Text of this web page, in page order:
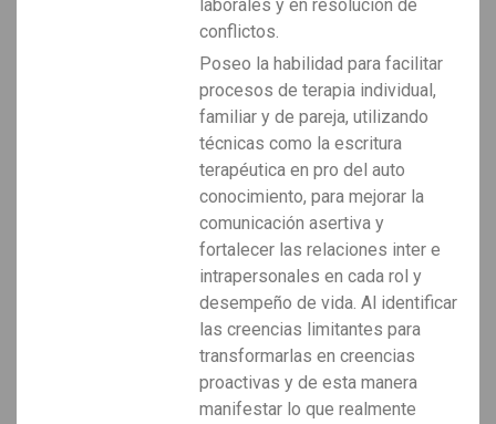
laborales y en resolución de
conflictos.
Poseo la habilidad para facilitar
procesos de terapia individual,
familiar y de pareja, utilizando
técnicas como la escritura
terapéutica en pro del auto
conocimiento, para mejorar la
comunicación asertiva y
fortalecer las relaciones inter e
intrapersonales en cada rol y
desempeño de vida. Al identificar
las creencias limitantes para
transformarlas en creencias
proactivas y de esta manera
manifestar lo que realmente